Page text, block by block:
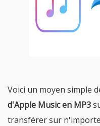
Voici un moyen simple
d'Apple Music en MP3
transférer sur